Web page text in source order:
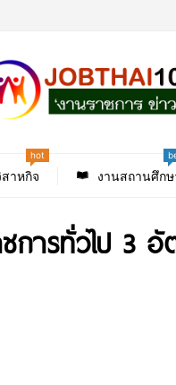
าหกิจ
hot
งานสถานศึกษ
การทั่วไป 3